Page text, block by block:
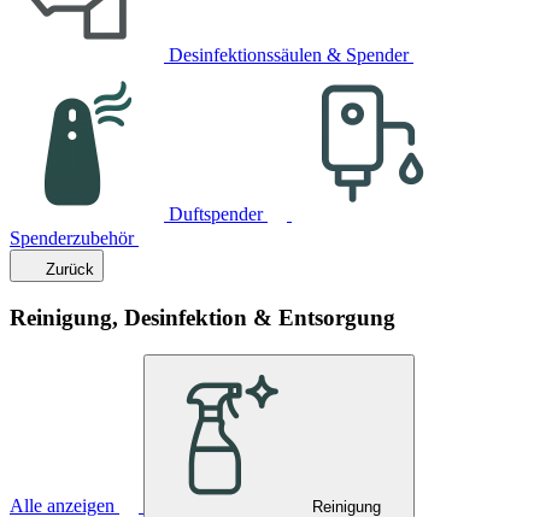
Desinfektionssäulen & Spender
Duftspender
Spenderzubehör
Zurück
Reinigung, Desinfektion & Entsorgung
Alle anzeigen Reinigung